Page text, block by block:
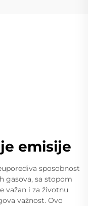
emisije
sposobnost
gasova, sa stopom
važan i za životnu
važnost. Ovo